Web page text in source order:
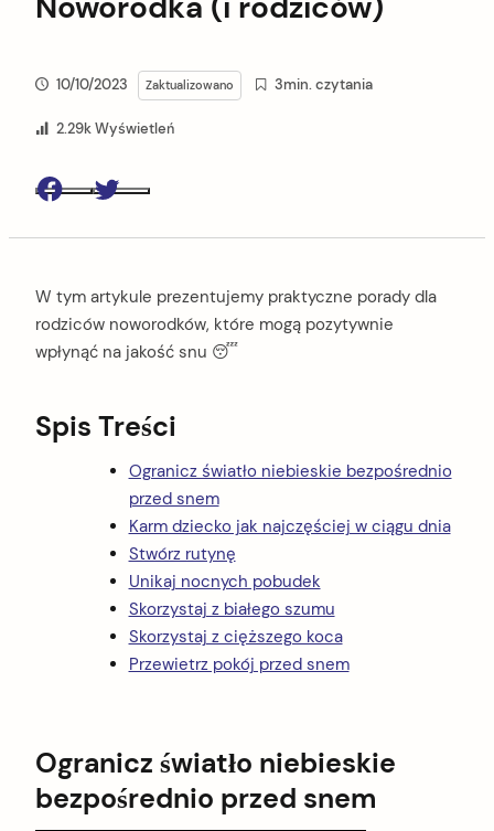
10/10/2023 Zaktualizowano 3min. czytania
2.29k Wyświetleń
Facebook
W tym artykule prezentujemy praktyczne porady dla
rodziców noworodków, które mogą pozytywnie
wpłynąć na jakość snu 😴
Spis Treści
Ogranicz światło niebieskie bezpośrednio
przed snem
Karm dziecko jak najczęściej w ciągu dnia
Stwórz rutynę
Unikaj nocnych pobudek
Skorzystaj z białego szumu
Skorzystaj z cięższego koca
Przewietrz pokój przed snem
Ogranicz światło niebieskie
bezpośrednio przed snem